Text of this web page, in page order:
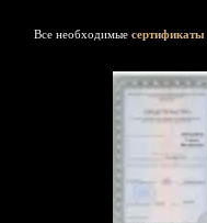
Все необходимые сертификаты